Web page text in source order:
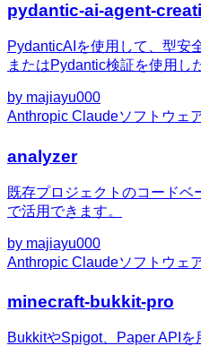
pydantic-ai-agent-
PydanticAIを使用して、型安
またはPydantic検証を使用し
by majiayu000
Anthropic Claudeソフトウェ
analyzer
既存プロジェクトのコード
で活用できます。
by majiayu000
Anthropic Claudeソフトウェ
minecraft-bukkit-pro
BukkitやSpigot、Paper API